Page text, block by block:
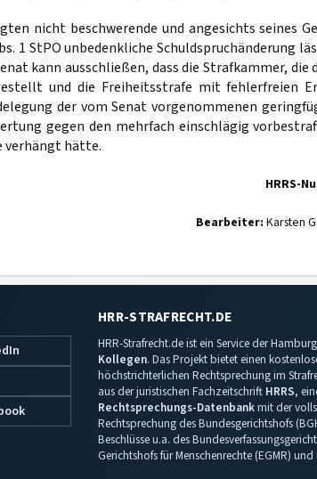
nicht beschwerende und angesichts seines
1 StPO unbedenkliche Schuldspruchänderung
kann ausschließen, dass die Strafkammer, die
und die Freiheitsstrafe mit fehlerfreien
der vom Senat vorgenommenen
gegen den mehrfach einschlägig
verhängt hätte.
HRRS-
Bearbeiter: Karsten
HRR-STRAFRECHT.DE
HRR-Strafrecht.de ist ein Service der
Kollegen. Das Projekt bietet einen
höchstrichterlichen Rechtsprechung im
aus der juristischen Fachzeitschrift HRRS,
Rechtsprechungs-Datenbankmit der
Rechtsprechung des Bundesgerichtshofs
Beschlüsse u.a. des
Gerichtshofs für Menschenrechte (EGMR)